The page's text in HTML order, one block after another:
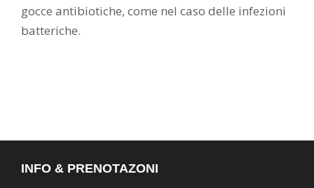
gocce antibiotiche, come nel caso delle infezioni
batteriche.
INFO & PRENOTAZONI